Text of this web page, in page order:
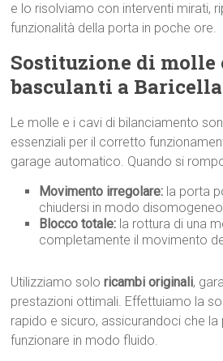
e lo risolviamo con interventi mirati,
funzionalità della porta in poche ore.
Sostituzione di molle
basculanti a Baricella
Le molle e i cavi di bilanciamento
essenziali per il corretto
garage automatico. Quando si
Movimento irregolare: la porta
chiudersi in modo
Blocco totale: la rottura di una
completamente il movimento
Utilizziamo soloricambi originali,
prestazioni ottimali. Effettuiamo la
rapido e sicuro, assicurandoci che la
funzionare in modo fluido.